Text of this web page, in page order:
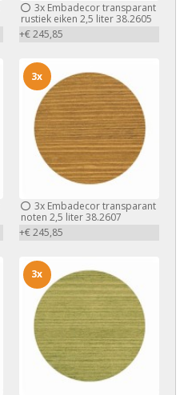
3xEmbadecor transparant
rustiek eiken 2,5 liter 38.2605
+€ 245,85
3xEmbadecor transparant
noten 2,5 liter 38.2607
+€ 245,85
3x
3x